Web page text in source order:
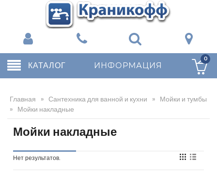
КАТАЛОГ ИНФОРМАЦИЯ
0
Главная » Сантехника для ванной и кухни » Мойки и тумбы
» Мойки накладные
Мойки накладные
Нет результатов.